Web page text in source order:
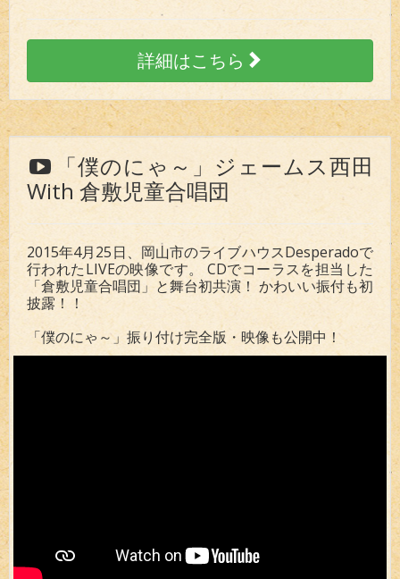
詳細はこちら
「僕のにゃ～」ジェームス西田
With 倉敷児童合唱団
2015年4月25日、岡山市のライブハウスDesperadoで
行われたLIVEの映像です。 CDでコーラスを担当した
「倉敷児童合唱団」と舞台初共演！ かわいい振付も初
披露！！
「僕のにゃ～」振り付け完全版・映像も公開中！